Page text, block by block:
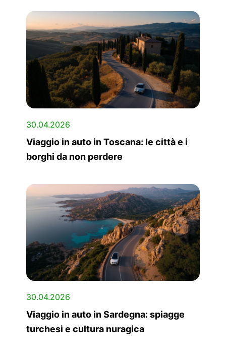
30.04.2026
Viaggio in auto in Toscana: le città e i
borghi da non perdere
30.04.2026
Viaggio in auto in Sardegna: spiagge
turchesi e cultura nuragica